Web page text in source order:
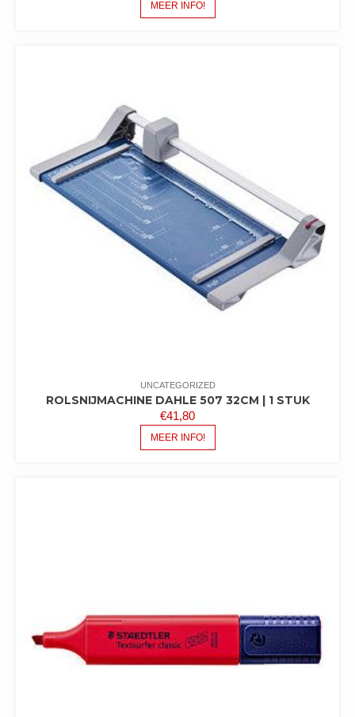
MEER INFO!
UNCATEGORIZED
ROLSNIJMACHINE DAHLE 507 32CM | 1 STUK
€41,80
MEER INFO!